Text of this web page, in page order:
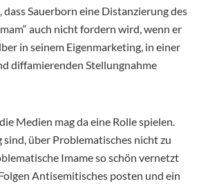
dass Sauerborn eine Distanzierung des
auch nicht fordern wird, wenn er
in seinem Eigenmarketing, in einer
diffamierenden Stellungnahme
Medien mag da eine Rolle spielen.
sind, über Problematisches nicht zu
Imame so schön vernetzt
Antisemitisches posten und ein